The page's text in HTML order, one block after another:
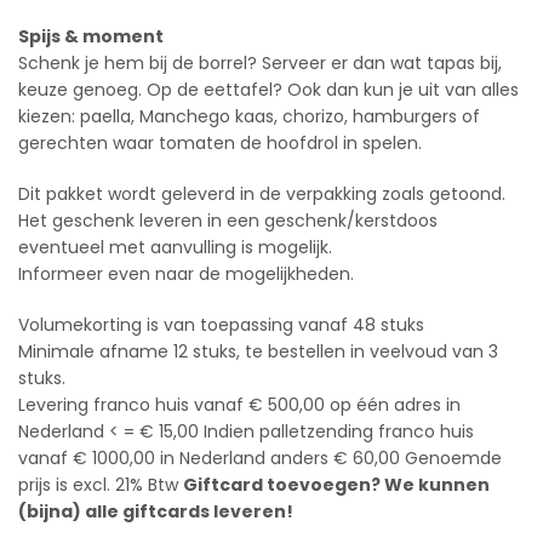
Spijs & moment
Schenk je hem bij de borrel? Serveer er dan wat tapas bij,
keuze genoeg. Op de eettafel? Ook dan kun je uit van alles
kiezen: paella, Manchego kaas, chorizo, hamburgers of
gerechten waar tomaten de hoofdrol in spelen.
Dit pakket wordt geleverd in de verpakking zoals getoond.
Het geschenk leveren in een geschenk/kerstdoos
eventueel met aanvulling is mogelijk.
Informeer even naar de mogelijkheden.
Volumekorting is van toepassing vanaf 48 stuks
Minimale afname 12 stuks, te bestellen in veelvoud van 3
stuks.
Levering franco huis vanaf € 500,00 op één adres in
Nederland < = € 15,00 Indien palletzending franco huis
vanaf € 1000,00 in Nederland anders € 60,00 Genoemde
prijs is excl. 21% Btw Giftcard toevoegen? We kunnen
(bijna) alle giftcards leveren!